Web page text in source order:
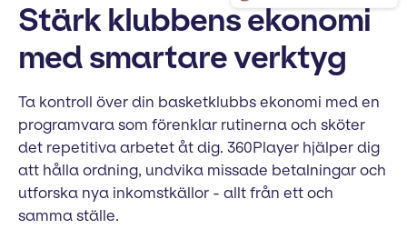
Stärk klubbens ekonomi
med smartare verktyg
Ta kontroll över din basketklubbs ekonomi med en
programvara som förenklar rutinerna och sköter
det repetitiva arbetet åt dig. 360Player hjälper dig
att hålla ordning, undvika missade betalningar och
utforska nya inkomstkällor - allt från ett och
samma ställe.